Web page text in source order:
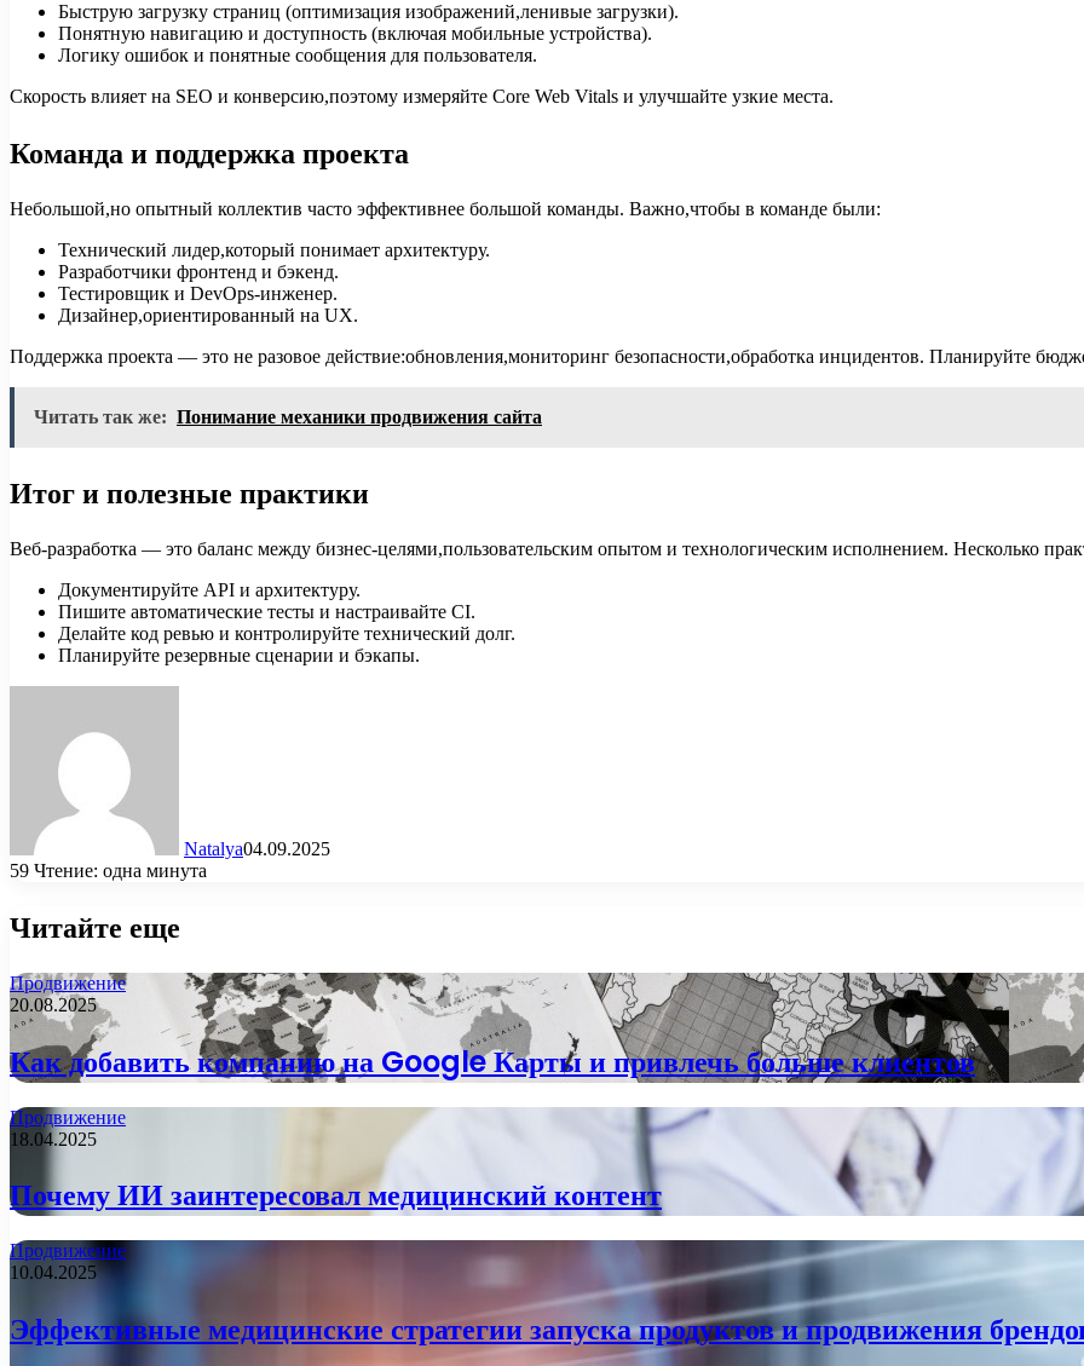
Быструю загрузку страниц (оптимизация изображений,ленивые загрузки).
Понятную навигацию и доступность (включая мобильные устройства).
Логику ошибок и понятные сообщения для пользователя.
Скорость влияет на SEO и конверсию,поэтому измеряйте Core Web Vitals и улучшайте узкие места.
Команда и поддержка проекта
Небольшой,но опытный коллектив часто эффективнее большой команды. Важно,чтобы в команде были:
Технический лидер,который понимает архитектуру.
Разработчики фронтенд и бэкенд.
Тестировщик и DevOps-инженер.
Дизайнер,ориентированный на UX.
Поддержка проекта — это не разовое действие:обновления,мониторинг безопасности,обработка инцидентов. Планируйте
Читать так же: Понимание механики продвижения сайта
Итог и полезные практики
Веб-разработка — это баланс между бизнес-целями,пользовательским опытом и технологическим исполнением. Несколько
Документируйте API и архитектуру.
Пишите автоматические тесты и настраивайте CI.
Делайте код ревью и контролируйте технический долг.
Планируйте резервные сценарии и бэкапы.
Natalya04.09.2025
59 Чтение: одна минута
Читайте еще
Продвижение
20.08.2025
Как добавить компанию на Google Карты и привлечь больше клиентов
Продвижение
18.04.2025
Почему ИИ заинтересовал медицинский контент
Продвижение
10.04.2025
Эффективные медицинские стратегии запуска продуктов и продвижения